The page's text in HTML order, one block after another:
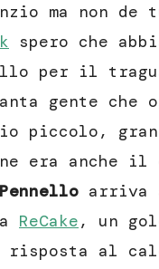
ma non
spero che
per il
gente che
piccolo,
era anche il
arriva
ReCake, un
al